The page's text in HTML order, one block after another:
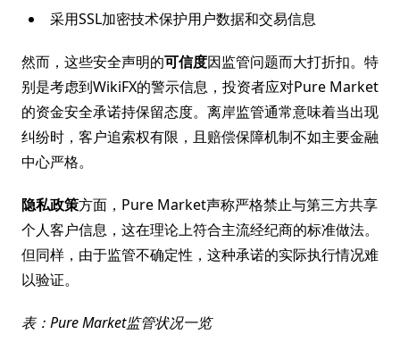
采用SSL加密技术保护用户数据和交易信息
然而，这些安全声明的可信度因监管问题而大打折扣。特
别是考虑到WikiFX的警示信息，投资者应对Pure Market
的资金安全承诺持保留态度。离岸监管通常意味着当出现
纠纷时，客户追索权有限，且赔偿保障机制不如主要金融
中心严格。
隐私政策方面，Pure Market声称严格禁止与第三方共享
个人客户信息，这在理论上符合主流经纪商的标准做法。
但同样，由于监管不确定性，这种承诺的实际执行情况难
以验证。
表：Pure Market监管状况一览